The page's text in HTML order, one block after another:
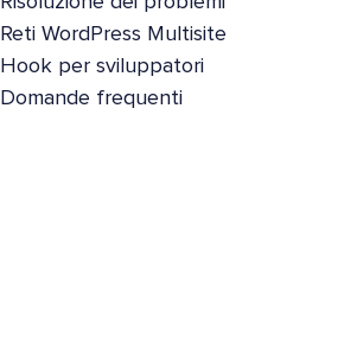
Reti WordPress Multisite
Hook per sviluppatori
Domande frequenti